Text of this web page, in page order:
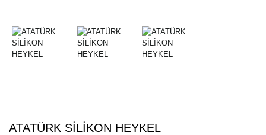
ATATÜRK SİLİKON HEYKEL